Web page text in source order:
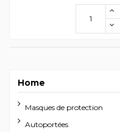
Home
Masques de protection
Autoportées